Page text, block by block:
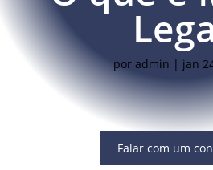
por admin | jan
Falar com um